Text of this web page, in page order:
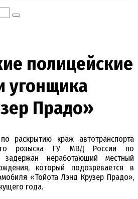
полицейские
угонщика
Прадо»
раскрытию краж автотранспорта
розыска ГУ МВД России по
задержан неработающий местный
который подозревается в
«Тойота Лэнд Крузер Прадо»,
года.